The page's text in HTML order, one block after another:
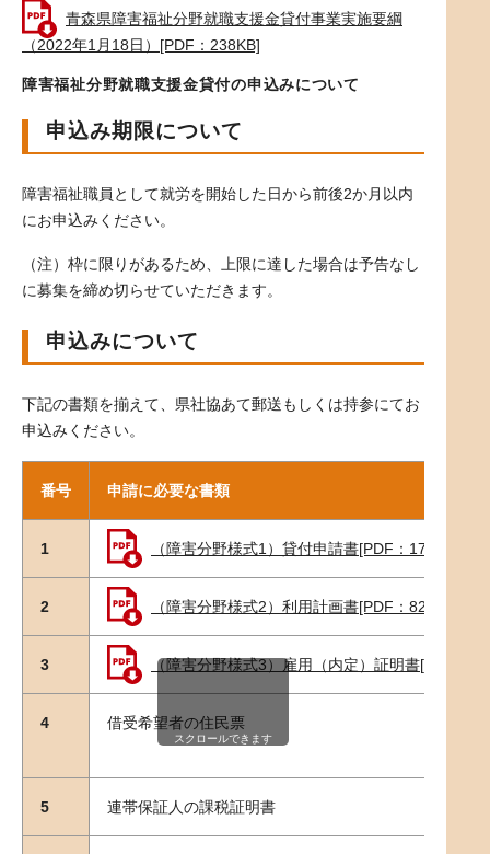
青森県障害福祉分野就職支援金貸付事業実施要綱
（2022年1月18日）[PDF：238KB]
障害福祉分野就職支援金貸付の申込みについて
申込み期限について
障害福祉職員として就労を開始した日から前後2か月以内
にお申込みください。
（注）枠に限りがあるため、上限に達した場合は予告なし
に募集を締め切らせていただきます。
申込みについて
下記の書類を揃えて、県社協あて郵送もしくは持参にてお
申込みください。
番号 申請に必要な書類
1 （障害分野様式1）貸付申請書[PDF：174KB]
2 （障害分野様式2）利用計画書[PDF：82.7KB]
3 （障害分野様式3）雇用（内定）証明書[PDF：
4 借受希望者の住民票
5 連帯保証人の課税証明書
スクロールできます